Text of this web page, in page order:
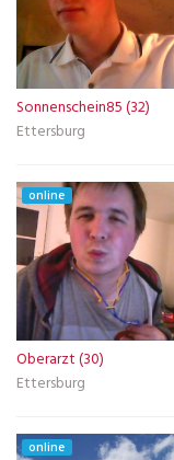
Sonnenschein85 (32)
Ettersburg
online
Oberarzt (30)
Ettersburg
online